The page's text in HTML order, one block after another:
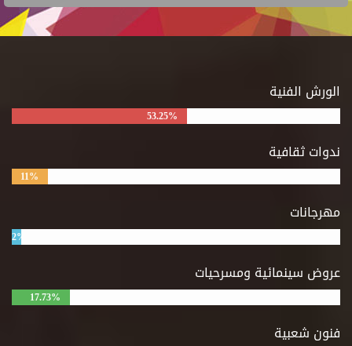
الورش الفنية
53.25%
ندوات ثقافية
11%
مهرجانات
2%
عروض سينمائية ومسرحيات
17.73%
فنون شعبية